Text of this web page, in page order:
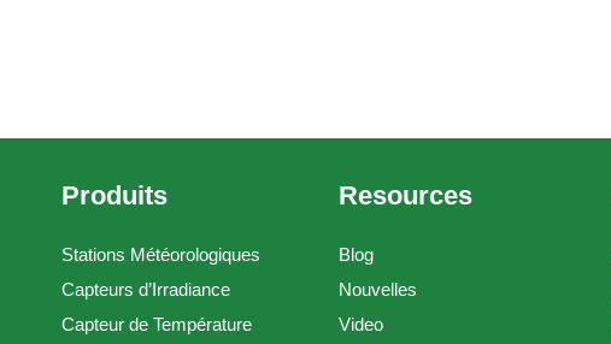
Produits
Stations Météorologiques
Capteurs d’Irradiance
Capteur de Température
Resources
Blog
Nouvelles
Video